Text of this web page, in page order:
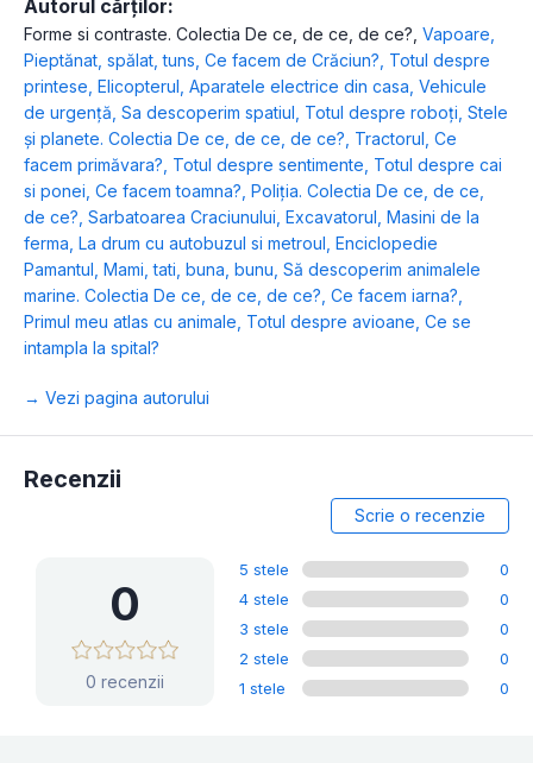
Autorul cărților:
Forme si contraste. Colectia De ce, de ce, de ce? Vapoare
Pieptănat, spălat, tuns Ce facem de Crăciun? Totul despre
printese Elicopterul Aparatele electrice din casa Vehicule
de urgenţă Sa descoperim spatiul Totul despre roboți Stele
și planete. Colectia De ce, de ce, de ce? Tractorul Ce
facem primăvara? Totul despre sentimente Totul despre cai
si ponei Ce facem toamna? Poliția. Colectia De ce, de ce,
de ce? Sarbatoarea Craciunului Excavatorul Masini de la
ferma La drum cu autobuzul si metroul Enciclopedie
Pamantul Mami, tati, buna, bunu Să descoperim animalele
marine. Colectia De ce, de ce, de ce? Ce facem iarna?
Primul meu atlas cu animale Totul despre avioane Ce se
intampla la spital?
→ Vezi pagina autorului
Recenzii
Scrie o recenzie
0
0 recenzii
5 stele
0
4 stele
0
3 stele
0
2 stele
0
1 stele
0